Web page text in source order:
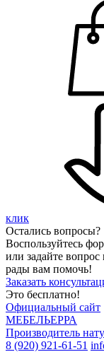
клик
Остались вопросы?
Воспользуйтесь
или задайте
рады вам помочь!
Заказать
Это бесплатно!
Официальный сайт
МЕБЕЛЬЕРРА
Производитель
8 (920) 921-61-51